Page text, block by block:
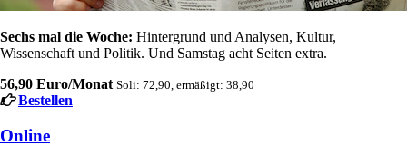
Sechs mal die Woche: Hintergrund und Analysen, Kultur,
Wissenschaft und Politik. Und Samstag acht Seiten extra.
56,90 Euro/Monat Soli: 72,90, ermäßigt: 38,90
Bestellen
Online